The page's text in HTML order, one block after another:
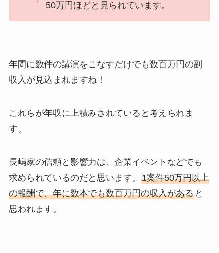
50万円ほどと見られています。
年間に数件の講演をこなすだけでも数百万円の副
収入が見込まれますね！
これらが年収に上積みされていると考えられま
す。
長嶋家の信頼と影響力は、企業イベントなどでも
求められているのだと思います。 1案件50万円以上
の報酬で、年に数本でも数百万円の収入があると
思われます。